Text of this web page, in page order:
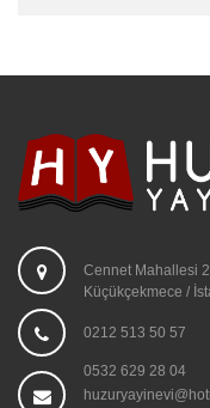
Cennet Mahallesi
Küçükçekmece /
0212 513 50 57
0532 629 28 04